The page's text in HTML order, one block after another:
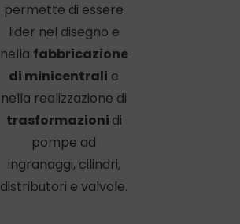
permette di essere
lider nel disegno e
nella fabbricazione
di minicentrali e
nella realizzazione di
trasformazioni di
pompe ad
ingranaggi, cilindri,
distributori e valvole.